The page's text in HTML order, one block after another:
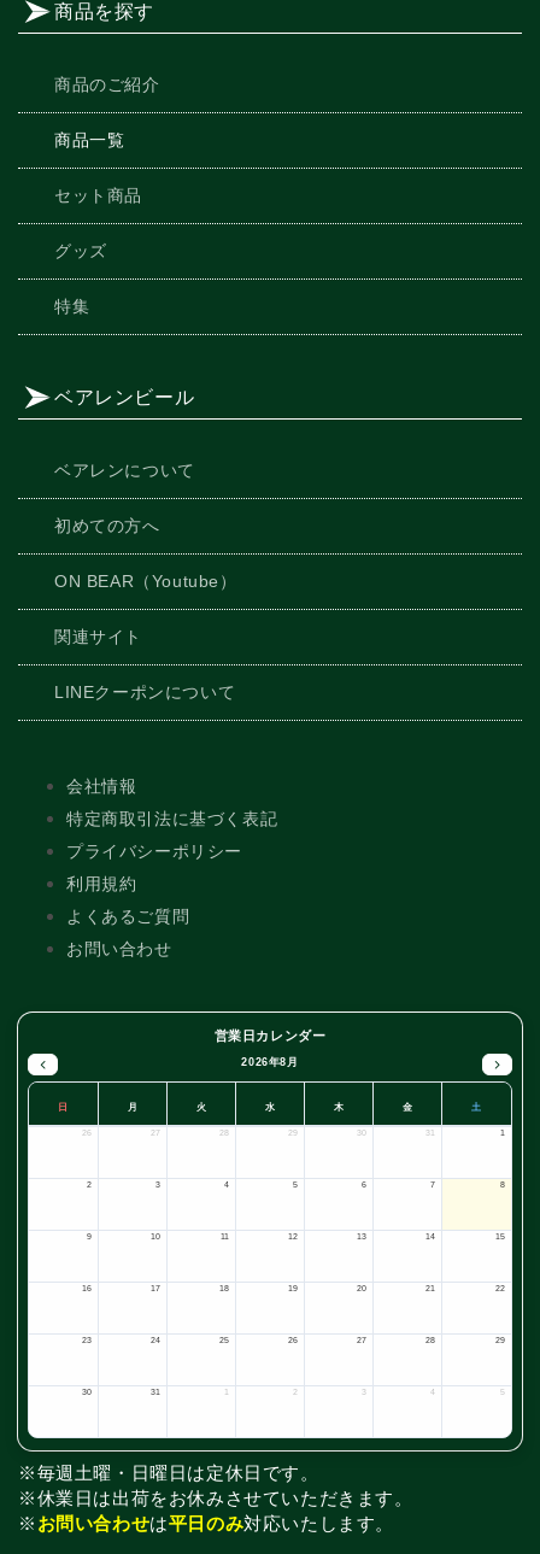
商品を探す
商品のご紹介
商品一覧
セット商品
グッズ
特集
ベアレンビール
ベアレンについて
初めての方へ
ON BEAR（Youtube）
関連サイト
LINEクーポンについて
会社情報
特定商取引法に基づく表記
プライバシーポリシー
利用規約
よくあるご質問
お問い合わせ
営業日カレンダー
2026年8月
日 月 火 水 木 金 土
26 27 28 29 30 31 1
2 3 4 5 6 7 8
9 10 11 12 13 14 15
16 17 18 19 20 21 22
23 24 25 26 27 28 29
30 31 1 2 3 4 5
※毎週土曜・日曜日は定休日です。
※休業日は出荷をお休みさせていただきます。
※ お問い合わせは平日のみ対応いたします。